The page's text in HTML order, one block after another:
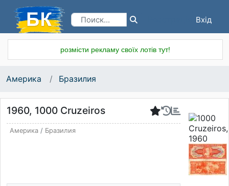
Вхід
розмісти рекламу своїх лотів тут!
Америка Бразилия
1960, 1000 Cruzeiros
Америка/ Бразилия